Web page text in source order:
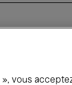
vous